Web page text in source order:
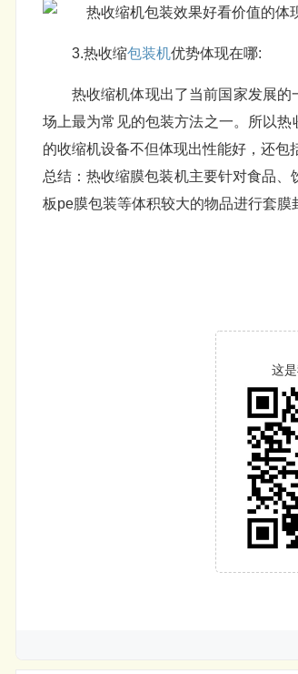
3.热收缩包装机优势体现在哪:
热收缩机体现出了当前国家发展
场上最为常见的包装方法之一。所以
的收缩机设备不但体现出性能好，还包
总结：热收缩膜包装机主要针对食品
板pe膜包装等体积较大的物品进行套膜
这